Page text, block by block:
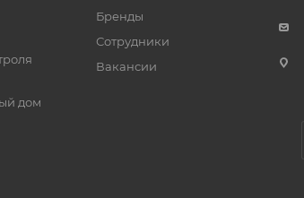
дом
Бренды
Сотрудники
Вакансии